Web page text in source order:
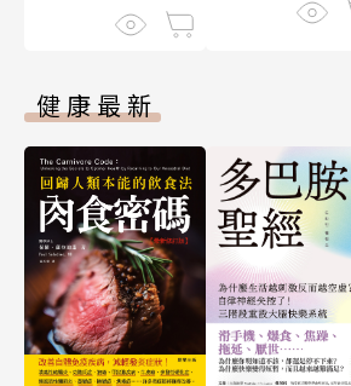
健康最新